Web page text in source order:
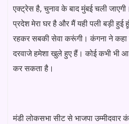
एक्ट्रेस है, चुनाव के बाद मुंबई चली
प्रदेश मेरा घर है और मैं यही पली बड़ी
रहकर सबकी सेवा करूंगी। कंगना ने कहा
दरवाजे हमेशा खुले हुए हैं। कोई कभी भी
कर सकता है।
मंडी लोकसभा सीट से भाजपा